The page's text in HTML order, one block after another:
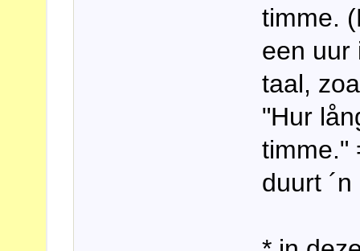
timme.
een uur
taal,
"Hur
timme."
duurt ´n